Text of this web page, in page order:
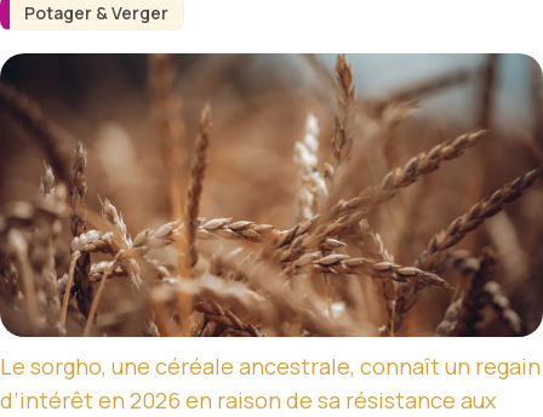
Potager & Verger
Le sorgho, une céréale ancestrale, connaît un regain
d’intérêt en 2026 en raison de sa résistance aux